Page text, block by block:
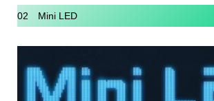
02 Mini LED